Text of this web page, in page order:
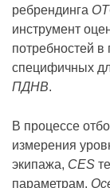
ребрендинга
инструмент
потребностей в
специфичных
ПДНВ.
В процессе
измерения
экипажа, CES
параметрам.